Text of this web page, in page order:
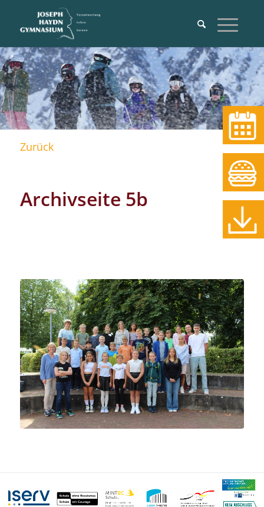
Zurück
Archivseite 5b
Termine